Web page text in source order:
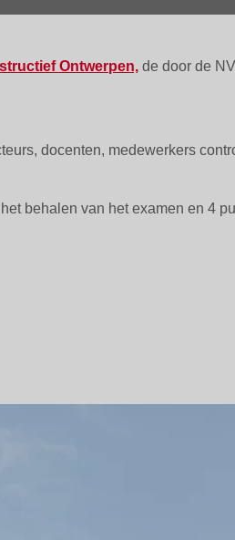
Ontwerpen, de door de
docenten, medewerkers
behalen van het examen en 4